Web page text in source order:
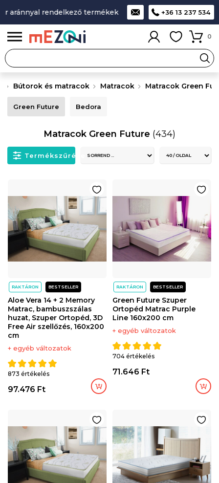
rendelkező termékek A legjobb design-minőség-ár
+36 13 237 534
0
Bútorok és matracok Matracok Matracok Green
Green Future Bedora
Matracok Green Future (434)
Termékszűrése
RAKTÁRON BESTSELLER
Aloe Vera 14 + 2 Memory
Matrac, bambuszszálas
huzat, Szuper Ortopéd, 3D
Free Air szellőzés, 160x200
cm
+ egyéb változatok
873 értékelés
97.476 Ft
RAKTÁRON BESTSELLER
Green Future Szuper
Ortopéd Matrac Purple
Line 160x200 cm
+ egyéb változatok
704 értékelés
71.646 Ft